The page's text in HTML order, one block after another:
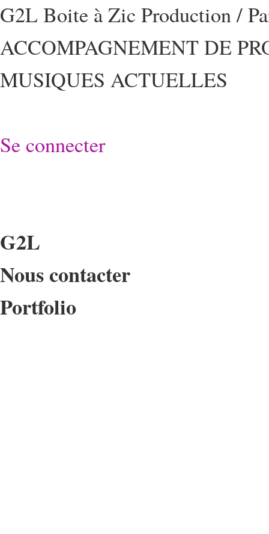
G2L Boite à Zic Production /
ACCOMPAGNEMENT DE
MUSIQUES ACTUELLES
Se connecter
G2L
Nous contacter
Portfolio